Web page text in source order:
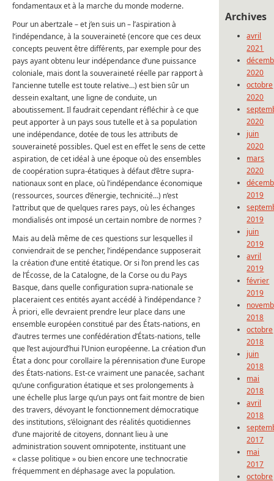
fondamentaux et à la marche du monde moderne.
Pour un abertzale – et j’en suis un – l’aspiration à
l’indépendance, à la souveraineté (encore que ces deux
concepts peuvent être différents, par exemple pour des
pays ayant obtenu leur indépendance d’une puissance
coloniale, mais dont la souveraineté réelle par rapport à
l’ancienne tutelle est toute relative…) est bien sûr un
dessein exaltant, une ligne de conduite, un
aboutissement. Il faudrait cependant réfléchir à ce que
peut apporter à un pays sous tutelle et à sa population
une indépendance, dotée de tous les attributs de
souveraineté possibles. Quel est en effet le sens de cette
aspiration, de cet idéal à une époque où des ensembles
de coopération supra-étatiques à défaut d’être supra-
nationaux sont en place, où l’indépendance économique
(ressources, sources d’énergie, technicité…) n’est
l’attribut que de quelques rares pays, où les échanges
mondialisés ont imposé un certain nombre de normes ?
Mais au delà même de ces questions sur lesquelles il
conviendrait de se pencher, l’indépendance supposerait
la création d’une entité étatique. Or si l’on prend les cas
de l’Écosse, de la Catalogne, de la Corse ou du Pays
Basque, dans quelle configuration supra-nationale se
placeraient ces entités ayant accédé à l’indépendance ?
À priori, elle devraient prendre leur place dans une
ensemble européen constitué par des États-nations, en
d’autres termes une confédération d’États-nations, telle
que l’est aujourd’hui l’Union européenne. La création d’un
État a donc pour corollaire la pérennisation d’une Europe
des États-nations. Est-ce vraiment une panacée, sachant
qu’une configuration étatique et ses prolongements à
une échelle plus large qu’un pays ont fait montre de bien
des travers, dévoyant le fonctionnement démocratique
des institutions, s’éloignant des réalités quotidiennes
d’une majorité de citoyens, donnant lieu à une
administration souvent omnipotente, instituant une
« classe politique » ou bien encore une technocratie
fréquemment en déphasage avec la population.
Archives
avril
2021
2020
octobre
2020
2020
juin
2020
mars
2020
2019
2019
juin
2019
avril
2019
février
2019
2018
octobre
2018
juin
2018
mai
2018
avril
2018
2017
mai
2017
octobre